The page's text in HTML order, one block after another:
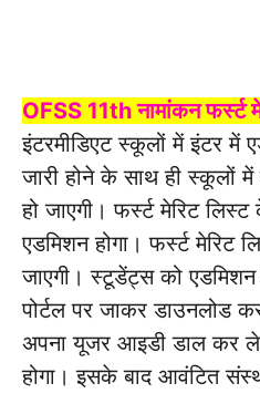
OFSS 11th नामांकन फर्स्ट
इंटरमीडिएट स्कूलों में इंटर में
जारी होने के साथ ही स्कूलों
हो जाएगी। फर्स्ट मेरिट
एडमिशन होगा। फर्स्ट मेरिट
जाएगी। स्टूडेंट्स को
पोर्टल पर जाकर डाउनलोड
अपना यूजर आइडी डाल कर
होगा। इसके बाद आवंटित